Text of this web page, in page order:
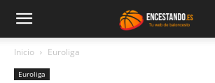
Inicio Euroliga
Euroliga